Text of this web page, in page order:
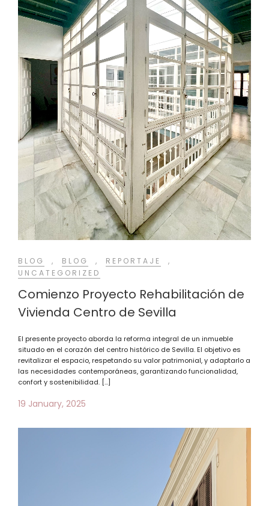
BLOG , BLOG , REPORTAJE
,
UNCATEGORIZED
Comienzo Proyecto Rehabilitación de
Vivienda Centro de Sevilla
El presente proyecto aborda la reforma integral de un inmueble
situado en el corazón del centro histórico de Sevilla. El objetivo es
revitalizar el espacio, respetando su valor patrimonial, y adaptarlo a
las necesidades contemporáneas, garantizando funcionalidad,
confort y sostenibilidad. […]
19 January, 2025